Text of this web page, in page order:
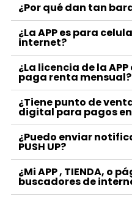
¿Por qué dan tan
¿La APP es para
internet?
¿La licencia de la
paga renta mensual?
¿Tiene punto de
digital para pagos
¿Puedo enviar
PUSH UP?
¿Mi APP , TIENDA, o
buscadores de